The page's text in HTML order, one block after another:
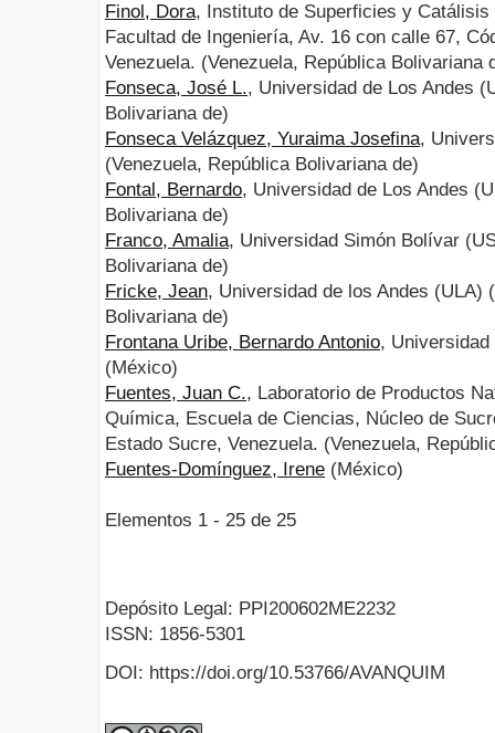
Finol, Dora, Instituto de Superficies y
Facultad de Ingeniería, Av. 16 con calle 67,
Venezuela. (Venezuela, República Bolivariana
Fonseca, José L., Universidad de Los Andes
Bolivariana de)
Fonseca Velázquez, Yuraima Josefina,
(Venezuela, República Bolivariana de)
Fontal, Bernardo, Universidad de Los Andes
Bolivariana de)
Franco, Amalia, Universidad Simón Bolívar
Bolivariana de)
Fricke, Jean, Universidad de los Andes (ULA)
Bolivariana de)
Frontana Uribe, Bernardo Antonio, Universidad
(México)
Fuentes, Juan C., Laboratorio de Productos
Química, Escuela de Ciencias, Núcleo de
Estado Sucre, Venezuela. (Venezuela,
Fuentes-Domínguez, Irene (México)
Elementos 1 - 25 de 25
Depósito Legal: PPI200602ME2232
ISSN: 1856-5301
DOI: https://doi.org/10.53766/AVANQUIM